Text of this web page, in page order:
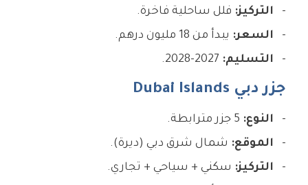
التركيز: فلل ساحلية فاخرة.
السعر: يبدأ من 18 مليون درهم.
التسليم:
جزر دبي Dubai Islands
النوع:
الموقع: شمال شرق دبي (ديرة).
التركيز: سكني + سياحي + تجاري.